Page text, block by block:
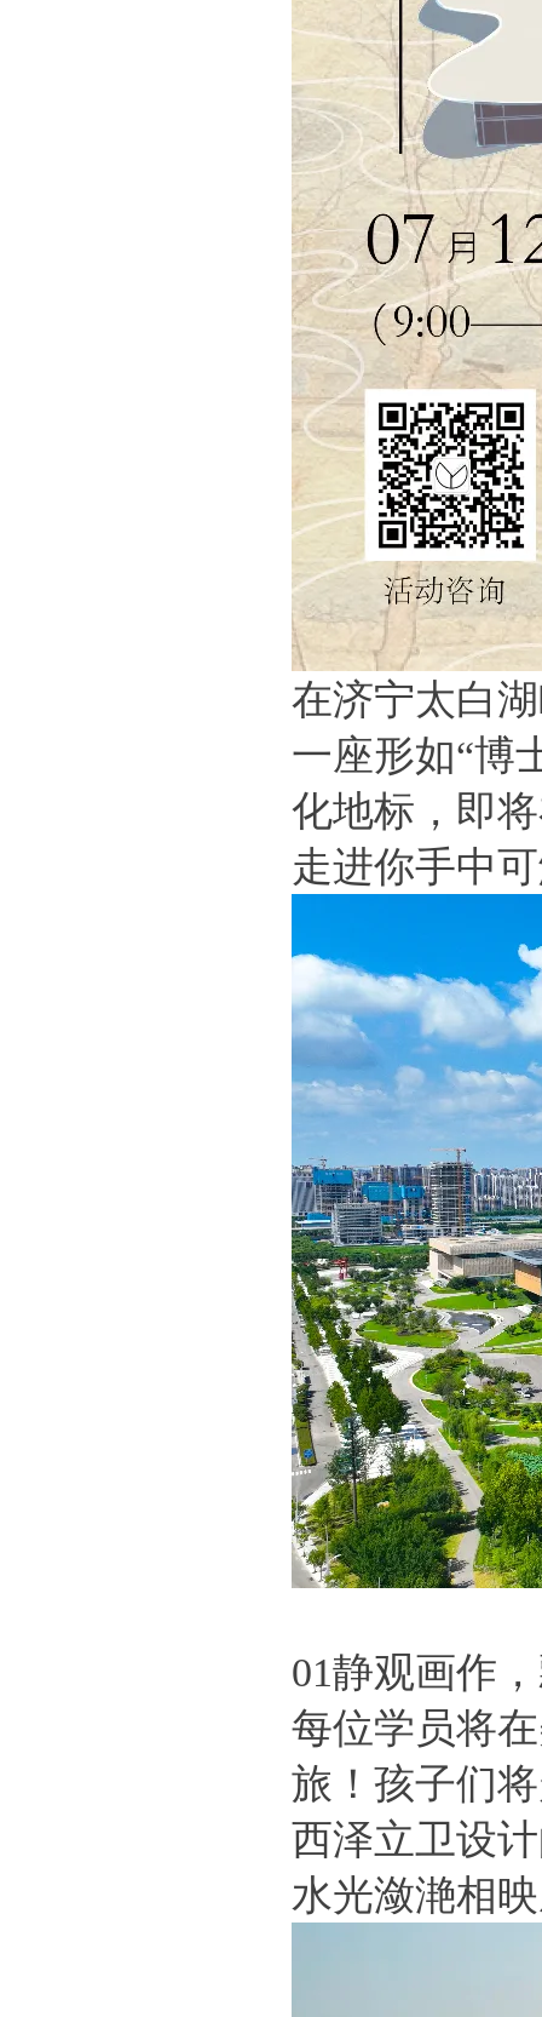
在济宁太白
一座形如“博
化地标，即
走进你手中
01静观画作
每位学员将
旅！孩子们
西泽立卫设
水光潋滟相